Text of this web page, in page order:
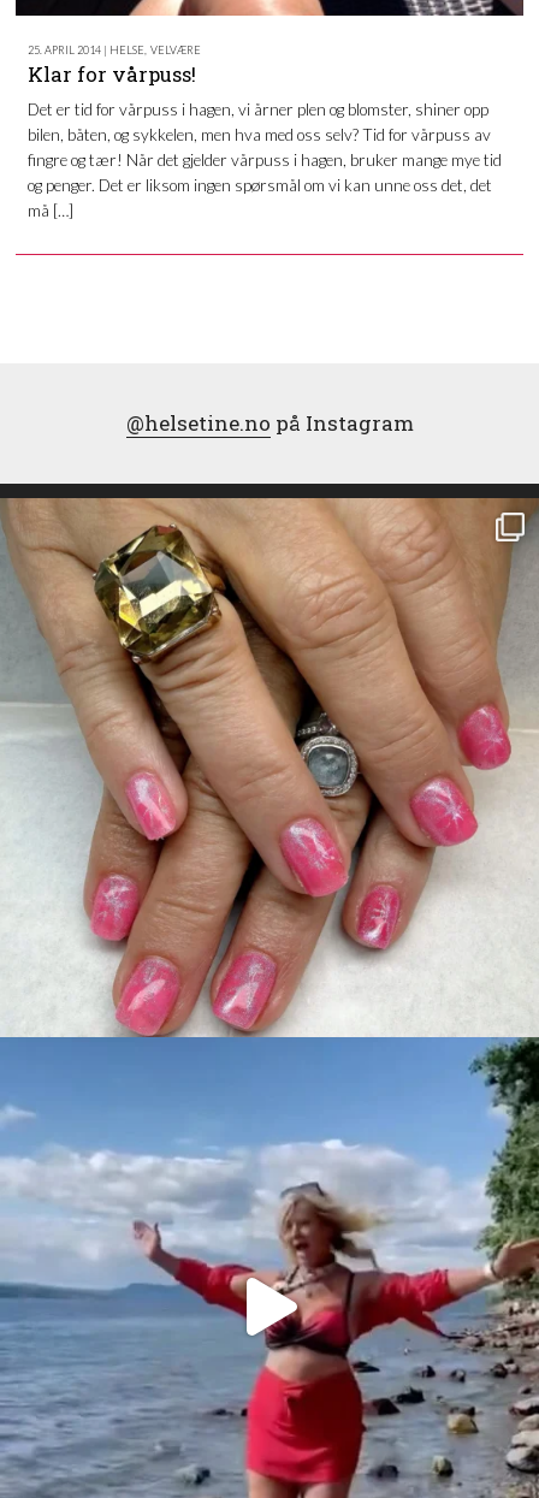
25. APRIL 2014 | HELSE VELVÆRE
Klar for vårpuss!
Det er tid for vårpuss i hagen, vi årner plen og blomster, shiner opp
bilen, båten, og sykkelen, men hva med oss selv? Tid for vårpuss av
fingre og tær! Når det gjelder vårpuss i hagen, bruker mange mye tid
og penger. Det er liksom ingen spørsmål om vi kan unne oss det, det
må […]
@helsetine.no på Instagram